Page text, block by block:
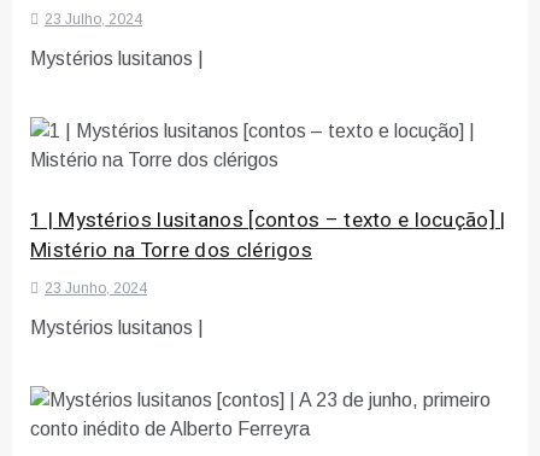
23 Julho, 2024
Mystérios lusitanos |
1 | Mystérios lusitanos [contos – texto e locução] |
Mistério na Torre dos clérigos
23 Junho, 2024
Mystérios lusitanos |